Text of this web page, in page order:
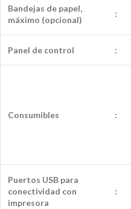
Bandejas de papel,
máximo (opcional)
:
Panel de control :
Consumibles :
Puertos USB para
conectividad con
impresora
: